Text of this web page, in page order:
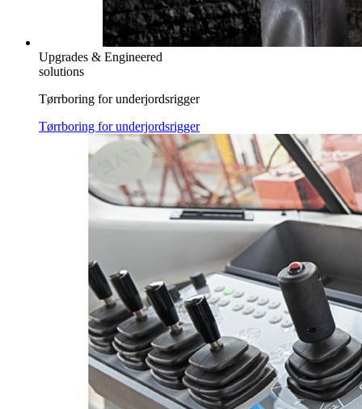
Upgrades & Engineered
solutions
Tørrboring for underjordsrigger
Tørrboring for underjordsrigger